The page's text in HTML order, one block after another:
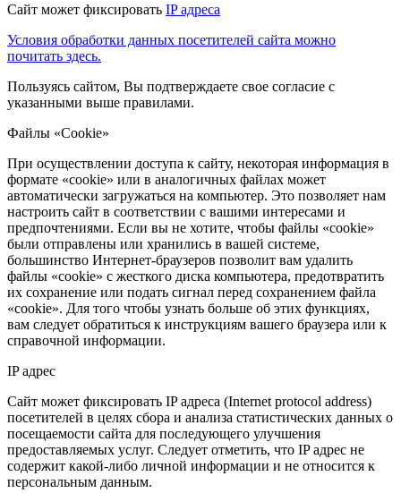
Сайт может фиксировать IP адреса
Условия обработки данных посетителей сайта можно
почитать здесь.
Пользуясь сайтом, Вы подтверждаете свое согласие с
указанными выше правилами.
Файлы «Cookie»
При осуществлении доступа к сайту, некоторая информация в
формате «cookie» или в аналогичных файлах может
автоматически загружаться на компьютер. Это позволяет нам
настроить сайт в соответствии с вашими интересами и
предпочтениями. Если вы не хотите, чтобы файлы «cookie»
были отправлены или хранились в вашей системе,
большинство Интернет-браузеров позволит вам удалить
файлы «cookie» с жесткого диска компьютера, предотвратить
их сохранение или подать сигнал перед сохранением файла
«cookie». Для того чтобы узнать больше об этих функциях,
вам следует обратиться к инструкциям вашего браузера или к
справочной информации.
IP адрес
Сайт может фиксировать IP адреса (Internet protocol address)
посетителей в целях сбора и анализа статистических данных о
посещаемости сайта для последующего улучшения
предоставляемых услуг. Следует отметить, что IP адрес не
содержит какой-либо личной информации и не относится к
персональным данным.